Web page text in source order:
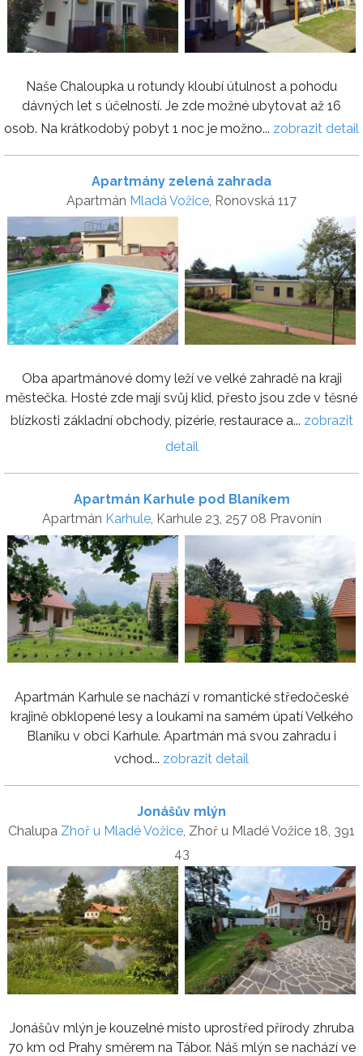
Naše Chaloupka u rotundy kloubí útulnost a pohodu
dávných let s účelností. Je zde možné ubytovat až 16
osob. Na krátkodobý pobyt 1 noc je možno... zobrazit detail
Apartmány zelená zahrada
Apartmán Mladá Vožice, Ronovská 117
Oba apartmánové domy leží ve velké zahradě na kraji
městečka. Hosté zde mají svůj klid, přesto jsou zde v těsné
blízkosti základní obchody, pizérie, restaurace a... zobrazit
detail
Apartmán Karhule pod Blaníkem
Apartmán Karhule, Karhule 23, 257 08 Pravonín
Apartmán Karhule se nachází v romantické středočeské
krajině obklopené lesy a loukami na samém úpatí Velkého
Blaníku v obci Karhule. Apartmán má svou zahradu i
vchod... zobrazit detail
Jonášův mlýn
Chalupa Zhoř u Mladé Vožice , Zhoř u Mladé Vožice 18, 391
43
Jonášův mlýn je kouzelné místo uprostřed přírody zhruba
70 km od Prahy směrem na Tábor. Náš mlýn se nachází ve